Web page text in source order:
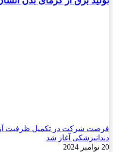
فرصت شرکت در تکمیل ظرفیت
دندانپزشکی آغاز شد
20 نوامبر 2024